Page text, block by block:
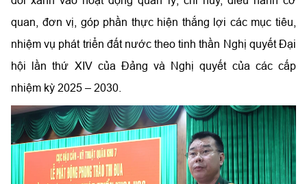
quan, đơn vị, góp phần thực hiện thắng lợi các mục tiêu,
nhiệm vụ phát triển đất nước theo tinh thần Nghị quyết Đại
hội lần thứ XIV của Đảng và Nghị quyết của các cấp
nhiệm kỳ 2025 – 2030.